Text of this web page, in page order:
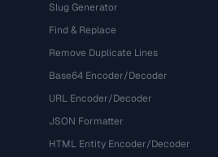
Slug Generator
Find & Replace
Remove Duplicate Lines
Base64 Encoder/Decoder
URL Encoder/Decoder
JSON Formatter
HTML Entity Encoder/Decoder